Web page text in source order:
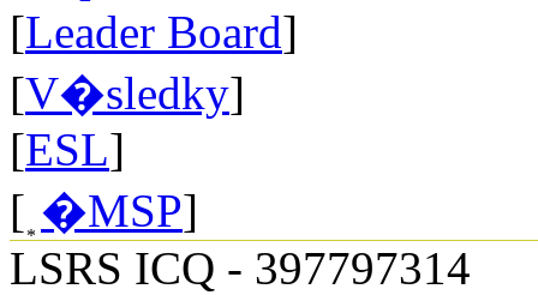
[Leader Board]
[V�sledky]
[ESL]
[ �MSP]
LSRS ICQ - 397797314